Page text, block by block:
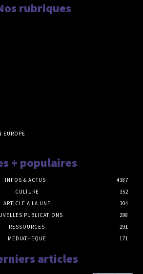
rubriques
EUROPE
+ populaires
INFOS & ACTUS
4387
CULTURE
352
ARTICLE A LA UNE
304
PUBLICATIONS
298
RESSOURCES
291
MEDIATHEQUE
171
articles